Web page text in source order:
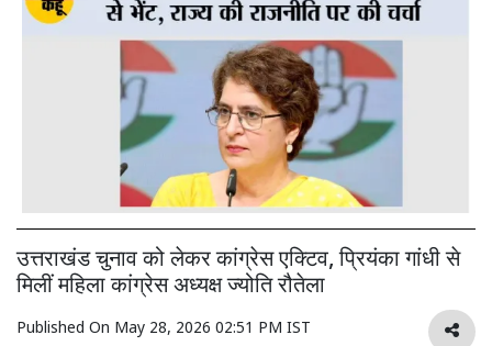
उत्तराखंड चुनाव को लेकर कांग्रेस एक्टिव, प्रियंका गांधी से
मिलीं महिला कांग्रेस अध्यक्ष ज्योति रौतेला
Published On May 28, 2026 02:51 PM IST